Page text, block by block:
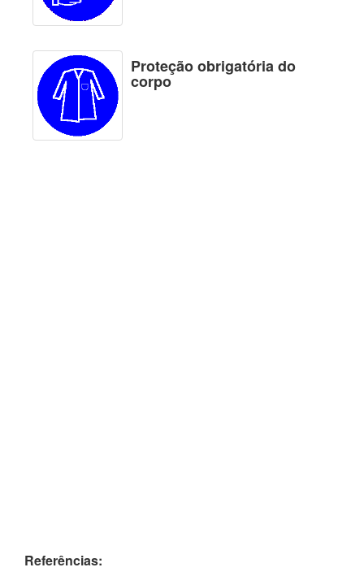
Proteção obrigatória do
corpo
Referências: